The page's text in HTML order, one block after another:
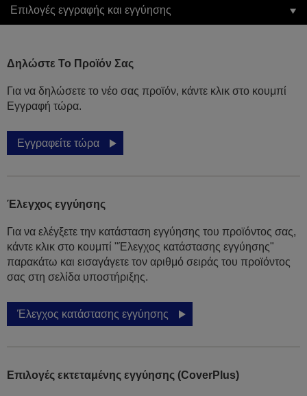
Επιλογές εγγραφής και εγγύησης
Δηλώστε Το Προϊόν Σας
Για να δηλώσετε το νέο σας προϊόν, κάντε κλικ στο κουμπί
Εγγραφή τώρα.
Εγγραφείτε τώρα
Έλεγχος εγγύησης
Για να ελέγξετε την κατάσταση εγγύησης του προϊόντος σας,
κάντε κλικ στο κουμπί "Έλεγχος κατάστασης εγγύησης"
παρακάτω και εισαγάγετε τον αριθμό σειράς του προϊόντος
σας στη σελίδα υποστήριξης.
Έλεγχος κατάστασης εγγύησης
Επιλογές εκτεταμένης εγγύησης (CoverPlus)